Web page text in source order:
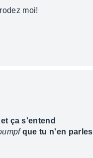
moi!
ça s'entend
que tu n'en parles